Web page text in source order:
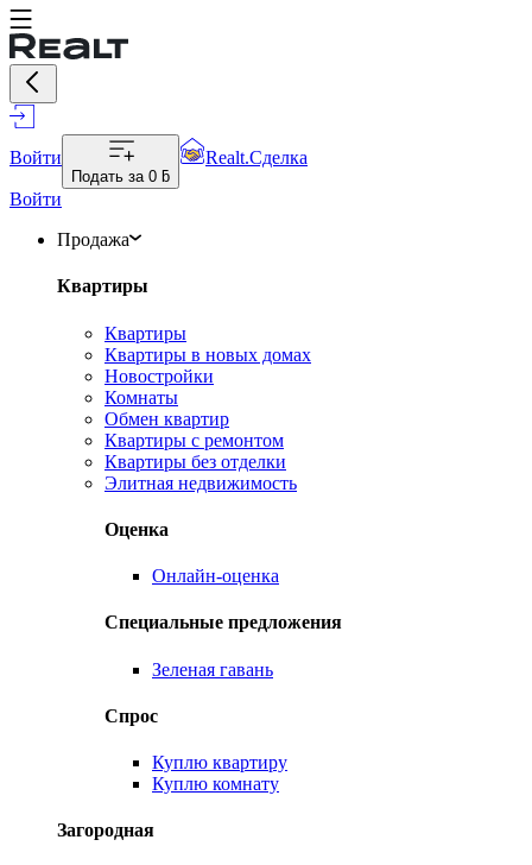
Войти
Подать за 0 ƃ
Realt.Сделка
Войти
Продажа
Квартиры
Квартиры
Квартиры в новых домах
Новостройки
Комнаты
Обмен квартир
Квартиры с ремонтом
Квартиры без отделки
Элитная недвижимость
Оценка
Онлайн-оценка
Специальные предложения
Зеленая гавань
Спрос
Куплю квартиру
Куплю комнату
Загородная